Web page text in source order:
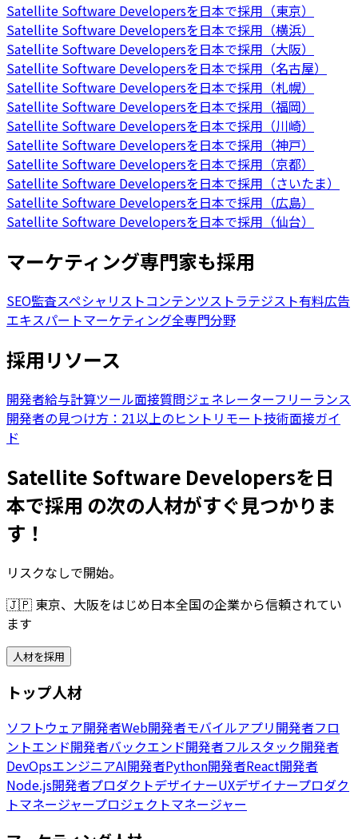
Satellite Software Developersを日本で採用（東京）
Satellite Software Developersを日本で採用（横浜）
Satellite Software Developersを日本で採用（大阪）
Satellite Software Developersを日本で採用（名古屋）
Satellite Software Developersを日本で採用（札幌）
Satellite Software Developersを日本で採用（福岡）
Satellite Software Developersを日本で採用（川崎）
Satellite Software Developersを日本で採用（神戸）
Satellite Software Developersを日本で採用（京都）
Satellite Software Developersを日本で採用（さいたま）
Satellite Software Developersを日本で採用（広島）
Satellite Software Developersを日本で採用（仙台）
マーケティング専門家も採用
SEO監査スペシャリストコンテンツストラテジスト有料広告
エキスパートマーケティング全専門分野
採用リソース
開発者給与計算ツール面接質問ジェネレーターフリーランス
開発者の見つけ方：21以上のヒント リモート技術面接ガイ
ド
Satellite Software Developersを日
本で採用 の次の人材がすぐ見つかりま
す！
リスクなしで開始。
🇯🇵 東京、大阪をはじめ日本全国の企業から信頼されてい
ます
人材を採用
トップ人材
ソフトウェア開発者Web開発者モバイルアプリ開発者フロ
ントエンド開発者バックエンド開発者フルスタック開発者
DevOpsエンジニアAI開発者Python開発者React開発者
Node.js開発者プロダクトデザイナーUXデザイナープロダク
トマネージャープロジェクトマネージャー